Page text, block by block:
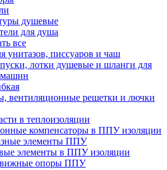
душевые
для душа
все
унитазов, писсуаров и чаш
лотки душевые и шланги для
машин
вентиляционные решетки и лючки
в теплоизоляции
компенсаторы в ППУ изоляции
элементы ППУ
элементы в ППУ изоляции
опоры ППУ